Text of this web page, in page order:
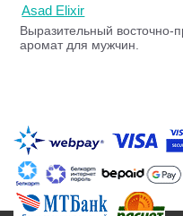
Asad Elixir
Выразительный
аромат для мужчин.